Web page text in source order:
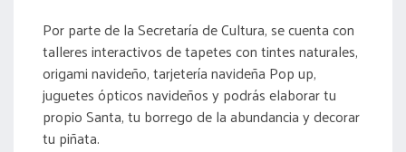
Por parte de la Secretaría de Cultura, se cuenta con
talleres interactivos de tapetes con tintes naturales,
origami navideño, tarjetería navideña Pop up,
juguetes ópticos navideños y podrás elaborar tu
propio Santa, tu borrego de la abundancia y decorar
tu piñata.